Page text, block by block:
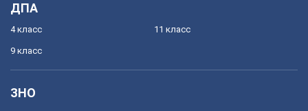
ДПА
4 класс
9 класс
11 класс
ЗНО